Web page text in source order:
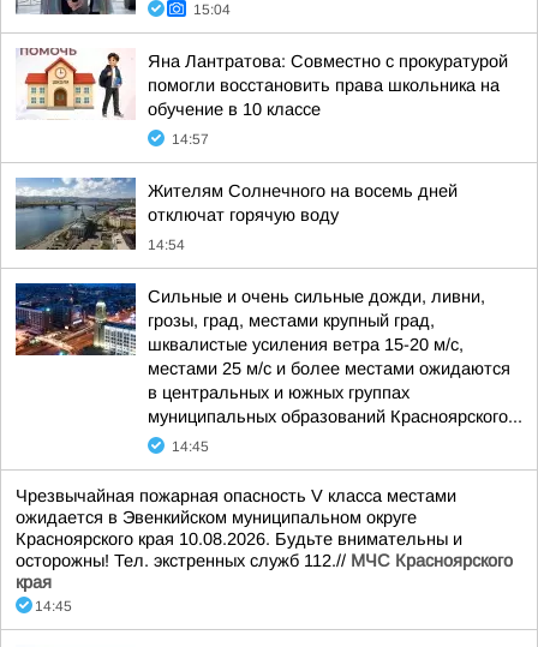
15:04
Яна Лантратова: Совместно с прокуратурой
помогли восстановить права школьника на
обучение в 10 классе
14:57
Жителям Солнечного на восемь дней
отключат горячую воду
14:54
Сильные и очень сильные дожди, ливни,
грозы, град, местами крупный град,
шквалистые усиления ветра 15-20 м/с,
местами 25 м/с и более местами ожидаются
в центральных и южных группах
муниципальных образований Красноярского...
14:45
Чрезвычайная пожарная опасность V класса местами
ожидается в Эвенкийском муниципальном округе
Красноярского края 10.08.2026. Будьте внимательны и
осторожны! Тел. экстренных служб 112.// МЧС Красноярского
края
14:45